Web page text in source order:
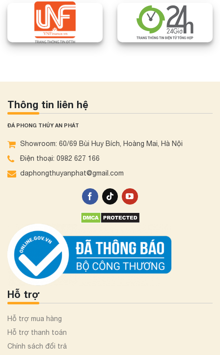
Thông tin liên hệ
ĐÁ PHONG THỦY AN PHÁT
Showroom: 60/69 Bùi Huy Bích, Hoàng Mai, Hà Nội
Điện thoại: 0982 627 166
daphongthuyanphat@gmail.com
Hỗ trợ
Hỗ trợ mua hàng
Hỗ trợ thanh toán
Chính sách đổi trả